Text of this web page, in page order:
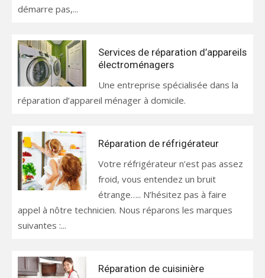
démarre pas,...
Services de réparation d’appareils
électroménagers
Une entreprise spécialisée dans la
réparation d’appareil ménager à domicile.
Réparation de réfrigérateur
Votre réfrigérateur n’est pas assez
froid, vous entendez un bruit
étrange….. N’hésitez pas à faire
appel à nôtre technicien. Nous réparons les marques
suivantes :...
Réparation de cuisinière